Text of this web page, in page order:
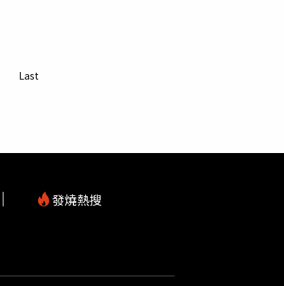
入獄4年，但因為在獄中表現良好而在
噩夢。事發當晚，托馬斯與艾瑪一同
去意識。當她醒過來時，暴力行為還在
，並且對這些智慧助理發布報警的命
且追蹤到她的住址，在約20分鐘後趕
有罪，獲刑9年4個月，其中包含6年4個
權，但她面對媒體時主動要求放棄匿
Last
發燒熱搜